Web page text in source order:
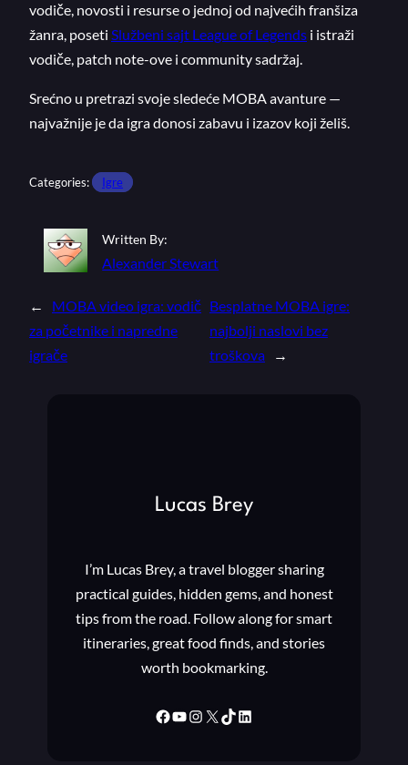
vodiče, novosti i resurse o jednoj od najvećih franšiza
žanra, poseti Službeni sajt League of Legends i istraži
vodiče, patch note-ove i community sadržaj.
Srećno u pretrazi svoje sledeće MOBA avanture —
najvažnije je da igra donosi zabavu i izazov koji želiš.
Categories: Igre
Written By:
Alexander Stewart
←
MOBA video igra: vodič
za početnike i napredne
igrače
Besplatne MOBA igre:
najbolji naslovi bez
troškova
→
Lucas Brey
I’m Lucas Brey, a travel blogger sharing
practical guides, hidden gems, and honest
tips from the road. Follow along for smart
itineraries, great food finds, and stories
worth bookmarking.
Facebook YouTube Instagram X TikTok LinkedIn